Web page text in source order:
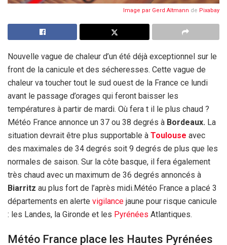
Image par Gerd Altmann de Pixabay
Nouvelle vague de chaleur d’un été déjà exceptionnel sur le
front de la canicule et des sécheresses. Cette vague de
chaleur va toucher tout le sud ouest de la France ce lundi
avant le passage d’orages qui feront baisser les
températures à partir de mardi. Où fera t il le plus chaud ?
Météo France annonce un 37 ou 38 degrés à Bordeaux. La
situation devrait être plus supportable à Toulouse avec
des maximales de 34 degrés soit 9 degrés de plus que les
normales de saison. Sur la côte basque, il fera également
très chaud avec un maximum de 36 degrés annoncés à
Biarritz au plus fort de l’après midi.Météo France a placé 3
départements en alerte vigilance jaune pour risque canicule
: les Landes, la Gironde et les Pyrénées Atlantiques.
Météo France place les Hautes Pyrénées